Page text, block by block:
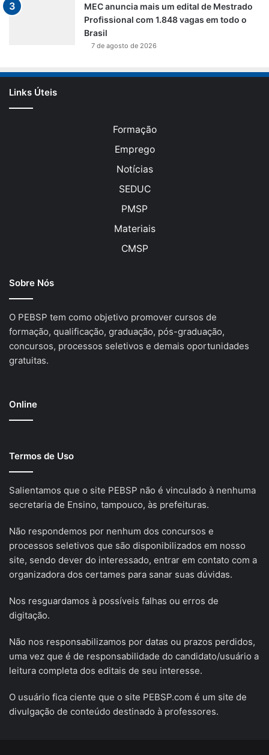
MEC anuncia mais um edital de Mestrado
Profissional com 1.848 vagas em todo o
Brasil
7 de agosto de 2026
Links Úteis
Formação
Emprego
Notícias
SEDUC
PMSP
Materiais
CMSP
Sobre Nós
O PEBSP tem como objetivo promover cursos de
formação, qualificação, graduação, pós-graduação,
concursos, processos seletivos e demais oportunidades
gratuitas.
Online
Termos de Uso
Salientamos que o site PEBSP não é vinculado à nenhuma
secretaria de Ensino, tampouco, às prefeituras.
Não respondemos por nenhum dos concursos e
processos seletivos que são disponibilizados em nosso
site, sendo dever do interessado, entrar em contato com a
organizadora dos certames para sanar suas dúvidas.
Nos resguardamos à possíveis falhas ou erros de
digitação.
Não nos responsabilizamos por datas ou prazos perdidos,
uma vez que é de responsabilidade do candidato/usuário a
leitura completa dos editais de seu interesse.
O usuário fica ciente que o site PEBSP.com é um site de
divulgação de conteúdo destinado à professores.